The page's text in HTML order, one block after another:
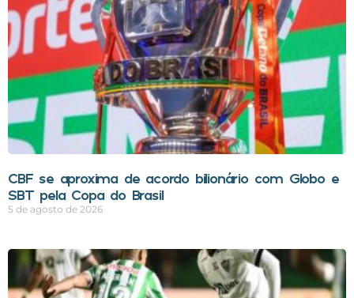
CBF se aproxima de acordo bilionário com Globo e
SBT pela Copa do Brasil
5 de agosto de 2026